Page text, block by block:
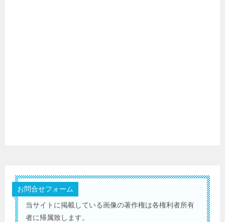
お問合せフォーム
当サイトに掲載している画像の著作権は各権利者所有
者に帰属致します。